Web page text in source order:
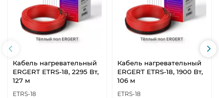
Кабель нагревательный
ERGERT ETRS-18, 2295 Вт,
127 м
ETRS-18
Кабель нагревательный
ERGERT ETRS-18, 1900 Вт,
106 м
ETRS-18